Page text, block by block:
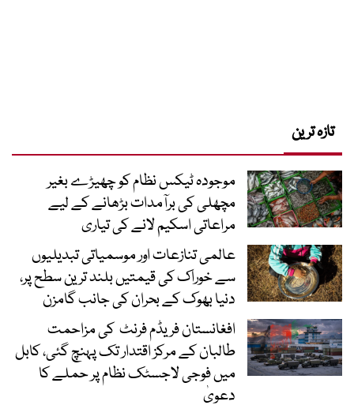
تازہ ترین
موجودہ ٹیکس نظام کو چھیڑے بغیر
مچھلی کی برآمدات بڑھانے کے لیے
مراعاتی اسکیم لانے کی تیاری
عالمی تنازعات اور موسمیاتی تبدیلیوں
سے خوراک کی قیمتیں بلند ترین سطح پر،
دنیا بھوک کے بحران کی جانب گامزن
افغانستان فریڈم فرنٹ کی مزاحمت
طالبان کے مرکز اقتدار تک پہنچ گئی، کابل
میں فوجی لاجسٹک نظام پر حملے کا
دعویٰ